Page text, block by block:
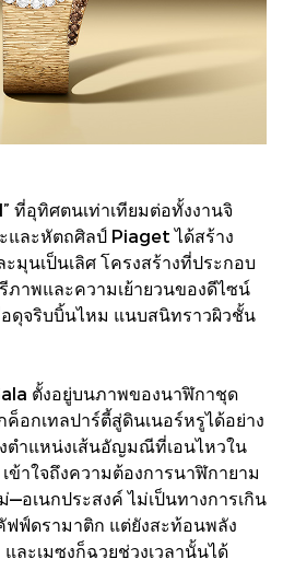
ที่อุทิศตนเท่าเทียมต่อทั้งงานจิ
ะและหัตถศิลป์ Piaget ได้สร้าง
มุนเป็นเลิศ โครงสร้างที่ประกอบ
ภาพและความเย้ายวนของดีไซน์
ดุจริบบิ้นไหม แนบสนิทราวผิวชั้น
ตั้งอยู่บนภาพของนาฬิกาชุด
อกเทลปาร์ตี้สู่ดินเนอร์หรูได้อย่าง
ตำแหน่งเส้นอัญมณีที่เอนไหวใน
าใจถึงความต้องการนาฬิกายาม
อเนกประสงค์ ไม่เป็นทางการเกิน
ฟฟ์ดรามาติก แต่ยังสะท้อนพลัง
ละเมซงก็ฉวยช่วงเวลานั้นได้